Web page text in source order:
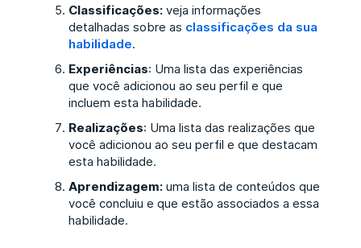
Classificações:veja informações
detalhadas sobre as classificações da sua
habilidade.
Experiências: Uma lista das experiências
que você adicionou ao seu perfil e que
incluem esta habilidade.
Realizações: Uma lista das realizações que
você adicionou ao seu perfil e que destacam
esta habilidade.
Aprendizagem:uma lista de conteúdos que
você concluiu e que estão associados a essa
habilidade.